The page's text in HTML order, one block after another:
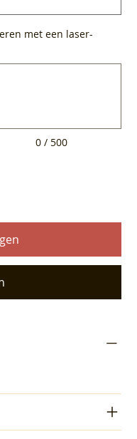
met een laser-
0 / 500